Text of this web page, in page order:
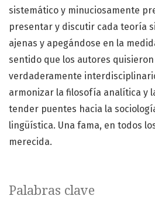
Palabras clave
sistemático y minuciosamente
presentar y discutir cada teoría
ajenas y apegándose en la
sentido que los autores
verdaderamente
armonizar la filosofía analítica y
tender puentes hacia la
lingüística. Una fama, en todos
merecida.